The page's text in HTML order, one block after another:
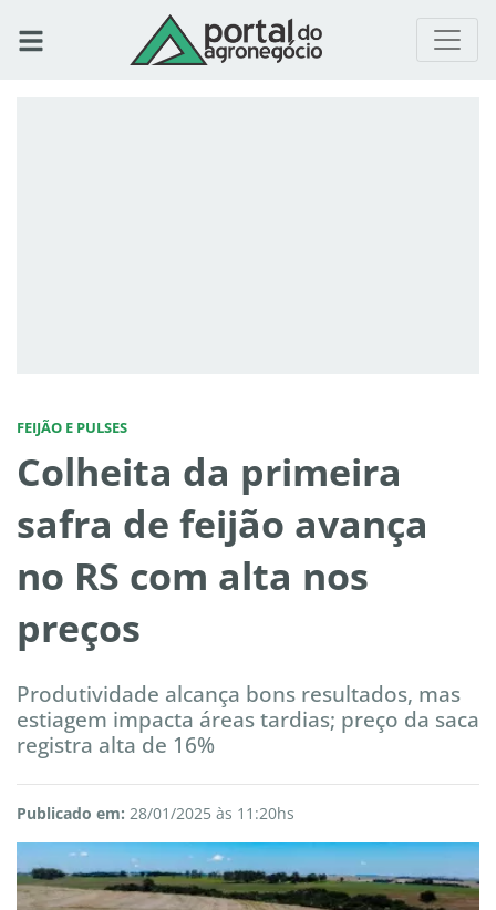
FEIJÃO E PULSES
Colheita da primeira
safra de feijão avança
no RS com alta nos
preços
Produtividade alcança bons resultados, mas
estiagem impacta áreas tardias; preço da saca
registra alta de 16%
Publicado em: 28/01/2025 às 11:20hs